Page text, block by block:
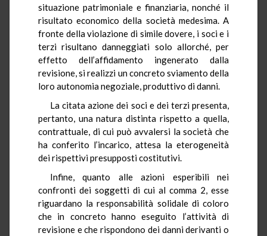
situazione patrimoniale e finanziaria, nonché il
risultato economico della società medesima. A
fronte della violazione di simile dovere, i soci e i
terzi risultano danneggiati solo allorché, per
effetto dell’affidamento ingenerato dalla
revisione, si realizzi un concreto sviamento della
loro autonomia negoziale, produttivo di danni.
La citata azione dei soci e dei terzi presenta,
pertanto, una natura distinta rispetto a quella,
contrattuale, di cui può avvalersi la società che
ha conferito l’incarico, attesa la eterogeneità
dei rispettivi presupposti costitutivi.
Infine, quanto alle azioni esperibili nei
confronti dei soggetti di cui al comma 2, esse
riguardano la responsabilità solidale di coloro
che in concreto hanno eseguito l’attività di
revisione e che rispondono dei danni derivanti o